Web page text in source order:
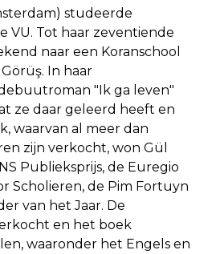
studeerde
VU. Tot haar zeventiende
naar een Koranschool
In haar
"Ik ga leven"
ze daar geleerd heeft en
waarvan al meer dan
zijn verkocht, won Gül
Publieksprijs, de Euregio
Scholieren, de Pim Fortuyn
van het Jaar. De
en het boek
waaronder het Engels en